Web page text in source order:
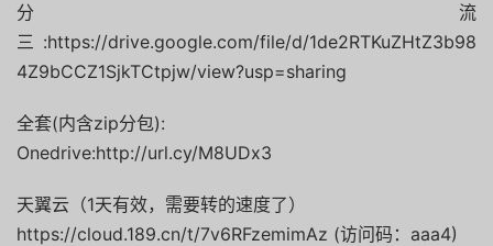
分流
三:https://drive.google.com/file/d/1de2RTKuZHtZ3b98
4Z9bCCZ1SjkTCtpjw/view?usp=sharing
全套(内含zip分包):
Onedrive:http://url.cy/M8UDx3
天翼云（1天有效，需要转的速度了）
https://cloud.189.cn/t/7v6RFzemimAz (访问码：aaa4)